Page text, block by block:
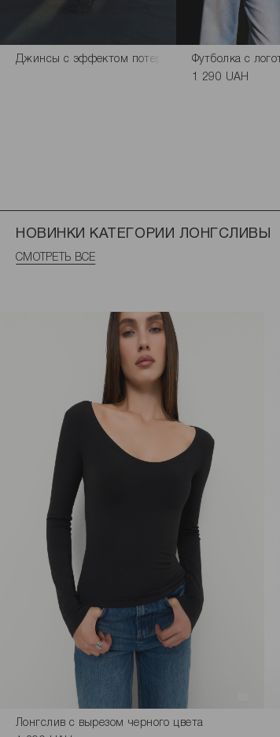
Джинсы с эффектом потертостей и рваным
Футболка с
1 290 UAH
НОВИНКИ КАТЕГОРИИ ЛОНГСЛИВЫ
СМОТРЕТЬ ВСЕ
Лонгслив с вырезом черного цвета